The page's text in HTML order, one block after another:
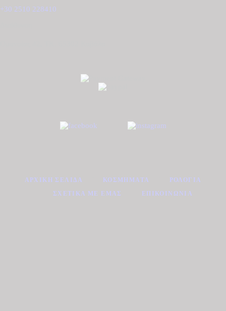
+30 2510 228410
ΑΡΧΙΚΉ ΣΕΛΊΔΑ ΚΟΣΜΉΜΑΤΑ
ΡΟΛΌΓΙΑ
ΣΧΕΤΙΚΆ ΜΕ ΕΜΆΣ
ΕΠΙΚΟΙΝΩΝΊΑ